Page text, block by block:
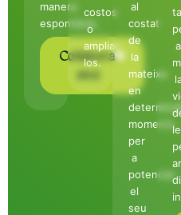
manera
espontània,
Col·labora
avui
costos
o
ampliar-
los.
al
costat
de
la
mateixa
en
moments
per
a
potenciar
el
seu
a